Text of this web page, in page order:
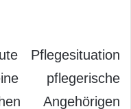
Pflegesituation
pflegerische
Angehörigen